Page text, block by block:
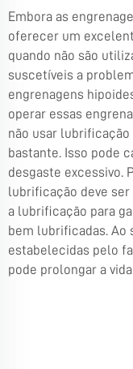
Embora as
oferecer um
quando não são
suscetíveis a
engrenagens
operar essas
não usar
bastante. Isso pode
desgaste excessivo.
lubrificação deve
a lubrificação para
bem lubrificadas. Ao
estabelecidas pelo
pode prolongar a